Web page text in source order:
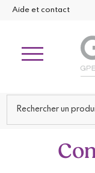
Aide et contact